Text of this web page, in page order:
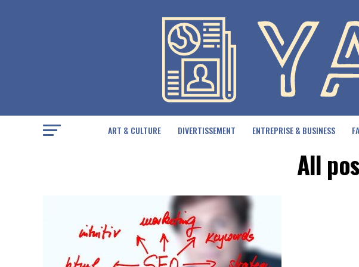
ART & CULTURE DIVERTISSEMENT ENTREPRISE & BUSINESS
All